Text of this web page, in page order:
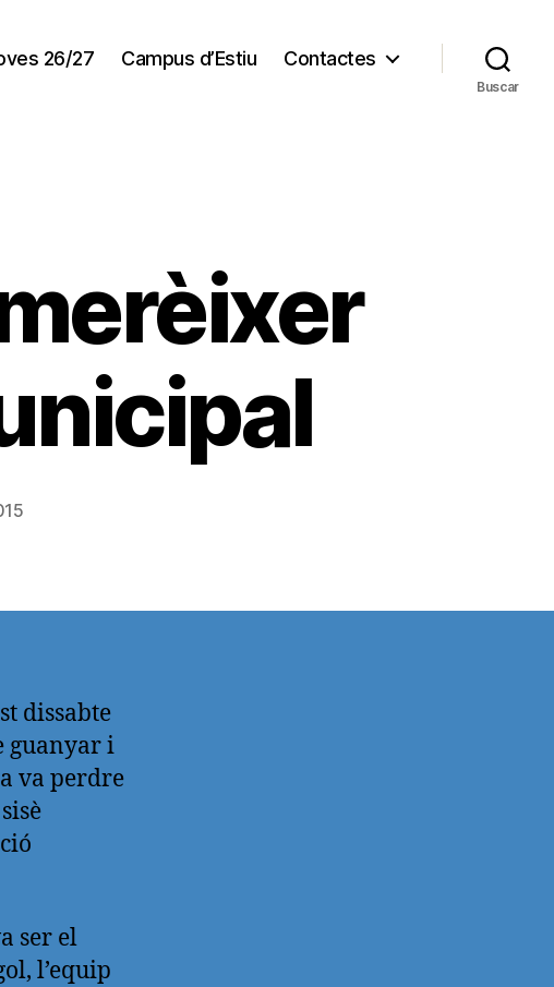
26/27 Campus d’Estiu Contactes
Buscar
dissabte
guanyar i
va perdre
ser el
l’equip